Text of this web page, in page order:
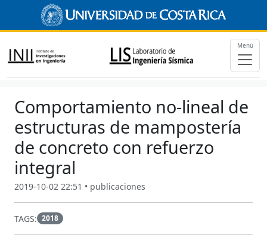
Menú
Comportamiento no-lineal de
estructuras de mampostería
de concreto con refuerzo
integral
2019-10-02 22:51 • publicaciones
TAGS: 2018